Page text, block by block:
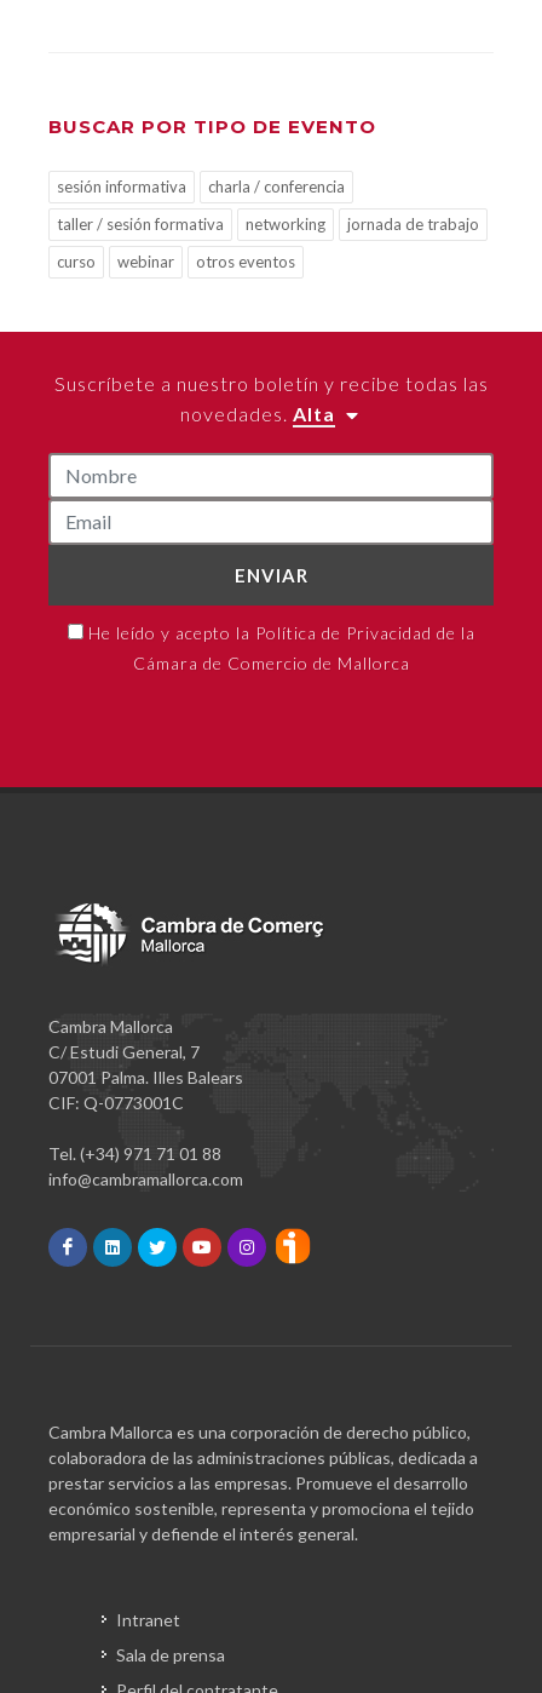
BUSCAR POR TIPO DE EVENTO
sesión informativa
charla / conferencia
taller / sesión formativa
networking
jornada de trabajo
curso
webinar otros eventos
Suscríbete a nuestro boletín y recibe todas las
novedades. Alta
ENVIAR
He leído y acepto la Política de Privacidad de la
Cámara de Comercio de Mallorca
Cambra Mallorca
C/ Estudi General, 7
07001 Palma. Illes Balears
CIF: Q-0773001C
Tel. (+34) 971 71 01 88
info@cambramallorca.com
Cambra Mallorca es una corporación de derecho público,
colaboradora de las administraciones públicas, dedicada a
prestar servicios a las empresas. Promueve el desarrollo
económico sostenible, representa y promociona el tejido
empresarial y defiende el interés general.
Intranet
Sala de prensa